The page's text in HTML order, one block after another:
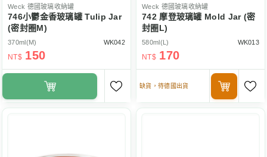
Weck 德國玻璃收納罐
746小鬱金香玻璃罐 Tulip Jar
(密封圈M)
370ml(M) WK042
NT$ 150
Weck 德國玻璃收納罐
742 摩登玻璃罐 Mold Jar (密
封圈L)
580ml(L) WK013
NT$ 170
缺貨，待德國出貨